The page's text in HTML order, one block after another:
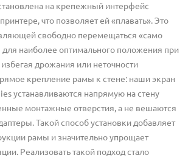
на крепежный интерфейс
что позволяет ей «плавать». Это
свободно перемещаться «само
для наиболее оптимального положения при
дрожания или неточности
крепление рамы к стене: наши экран
устанавливаются напрямую на стену
монтажные отверстия, а не вешаются
Такой способ установки добавляет
рамы и значительно упрощает
Реализовать такой подход стало